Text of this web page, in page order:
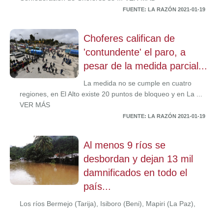
FUENTE: LA RAZÓN 2021-01-19
Choferes califican de
'contundente' el paro, a
pesar de la medida parcial...
La medida no se cumple en cuatro
regiones, en El Alto existe 20 puntos de bloqueo y en La ...
VER MÁS
FUENTE: LA RAZÓN 2021-01-19
Al menos 9 ríos se
desbordan y dejan 13 mil
damnificados en todo el
país...
Los ríos Bermejo (Tarija), Isiboro (Beni), Mapiri (La Paz),